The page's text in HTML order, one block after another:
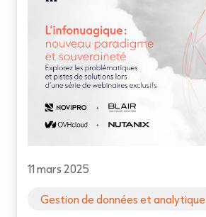
11 mars 2025
Gestion de données et analytique